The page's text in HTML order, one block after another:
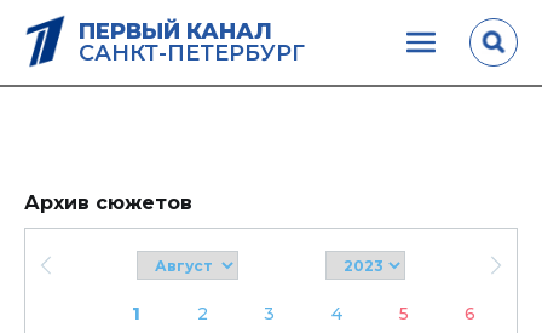
ПЕРВЫЙ КАНАЛ
САНКТ-ПЕТЕРБУРГ
Архив сюжетов
1 2 3 4 5
6